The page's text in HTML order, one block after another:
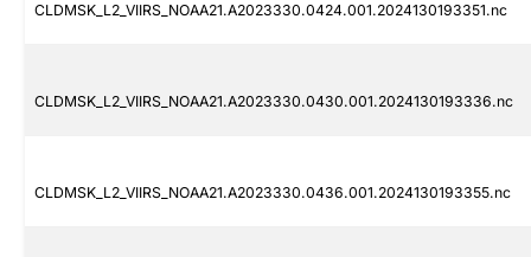
CLDMSK_L2_VIIRS_NOAA21.A2023330.0424.001.2024130193351.nc
CLDMSK_L2_VIIRS_NOAA21.A2023330.0430.001.2024130193336.nc
CLDMSK_L2_VIIRS_NOAA21.A2023330.0436.001.2024130193355.nc